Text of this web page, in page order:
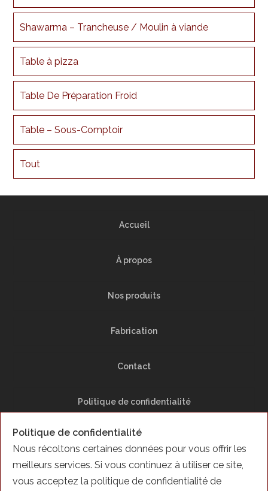
Shawarma – Trancheuse / Moulin à viande
Table à pizza
Table De Préparation Froid
Table – Sous-Comptoir
Tout
Accueil
À propos
Nos produits
Fabrication
Contact
Politique de confidentialité
Plan du Site
Politique de confidentialité
Nous récoltons certaines données pour vous offrir les
meilleurs services. Si vous continuez à utiliser ce site,
vous acceptez la politique de confidentialité de